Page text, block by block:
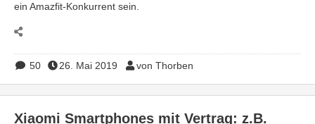
ein Amazfit-Konkurrent sein.
50 26. Mai 2019 von Thorben
Xiaomi Smartphones mit Vertrag: z.B.